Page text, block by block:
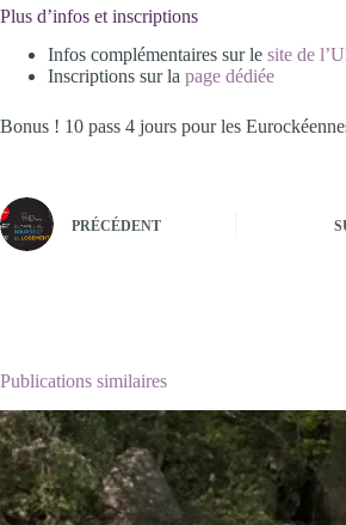
Plus d’infos et inscriptions
Infos complémentaires sur le site de
Inscriptions sur la page dédiée
Bonus ! 10 pass 4 jours pour les
PRÉCÉDENT
Publications similaires